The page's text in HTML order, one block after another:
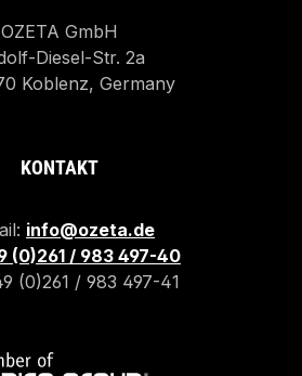
OZETA GmbH
Diesel-Str. 2a
Koblenz, Germany
KONTAKT
info@ozeta.de
(0)261 / 983 497-40
(0)261 / 983 497-41